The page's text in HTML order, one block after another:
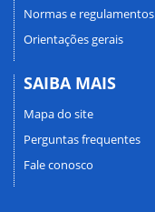
Normas e regulamentos
Orientações gerais
SAIBA MAIS
Mapa do site
Perguntas frequentes
Fale conosco